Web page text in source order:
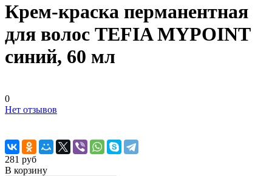
Крем-краска перманентная
для волос TEFIA MYPOINT
синий, 60 мл
0
Нет отзывов
281 руб
В корзину